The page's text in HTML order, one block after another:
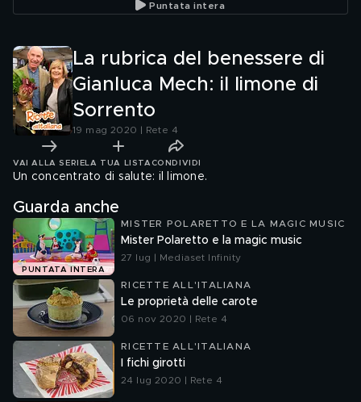
Puntata intera
La rubrica del benessere di
Gianluca Mech: il limone di
Sorrento
19 mag 2020 | Rete 4
VAI ALLA SERIE LA TUA LISTA CONDIVIDI
Un concentrato di salute: il limone.
Guarda anche
PUNTATA INTERA
MISTER POLARETTO E LA MAGIC MUSIC
Mister Polaretto e la magic music
27 lug | Mediaset Infinity
RICETTE ALL'ITALIANA
Le proprietà delle carote
06 nov 2020 | Rete 4
RICETTE ALL'ITALIANA
I fichi girotti
24 lug 2020 | Rete 4